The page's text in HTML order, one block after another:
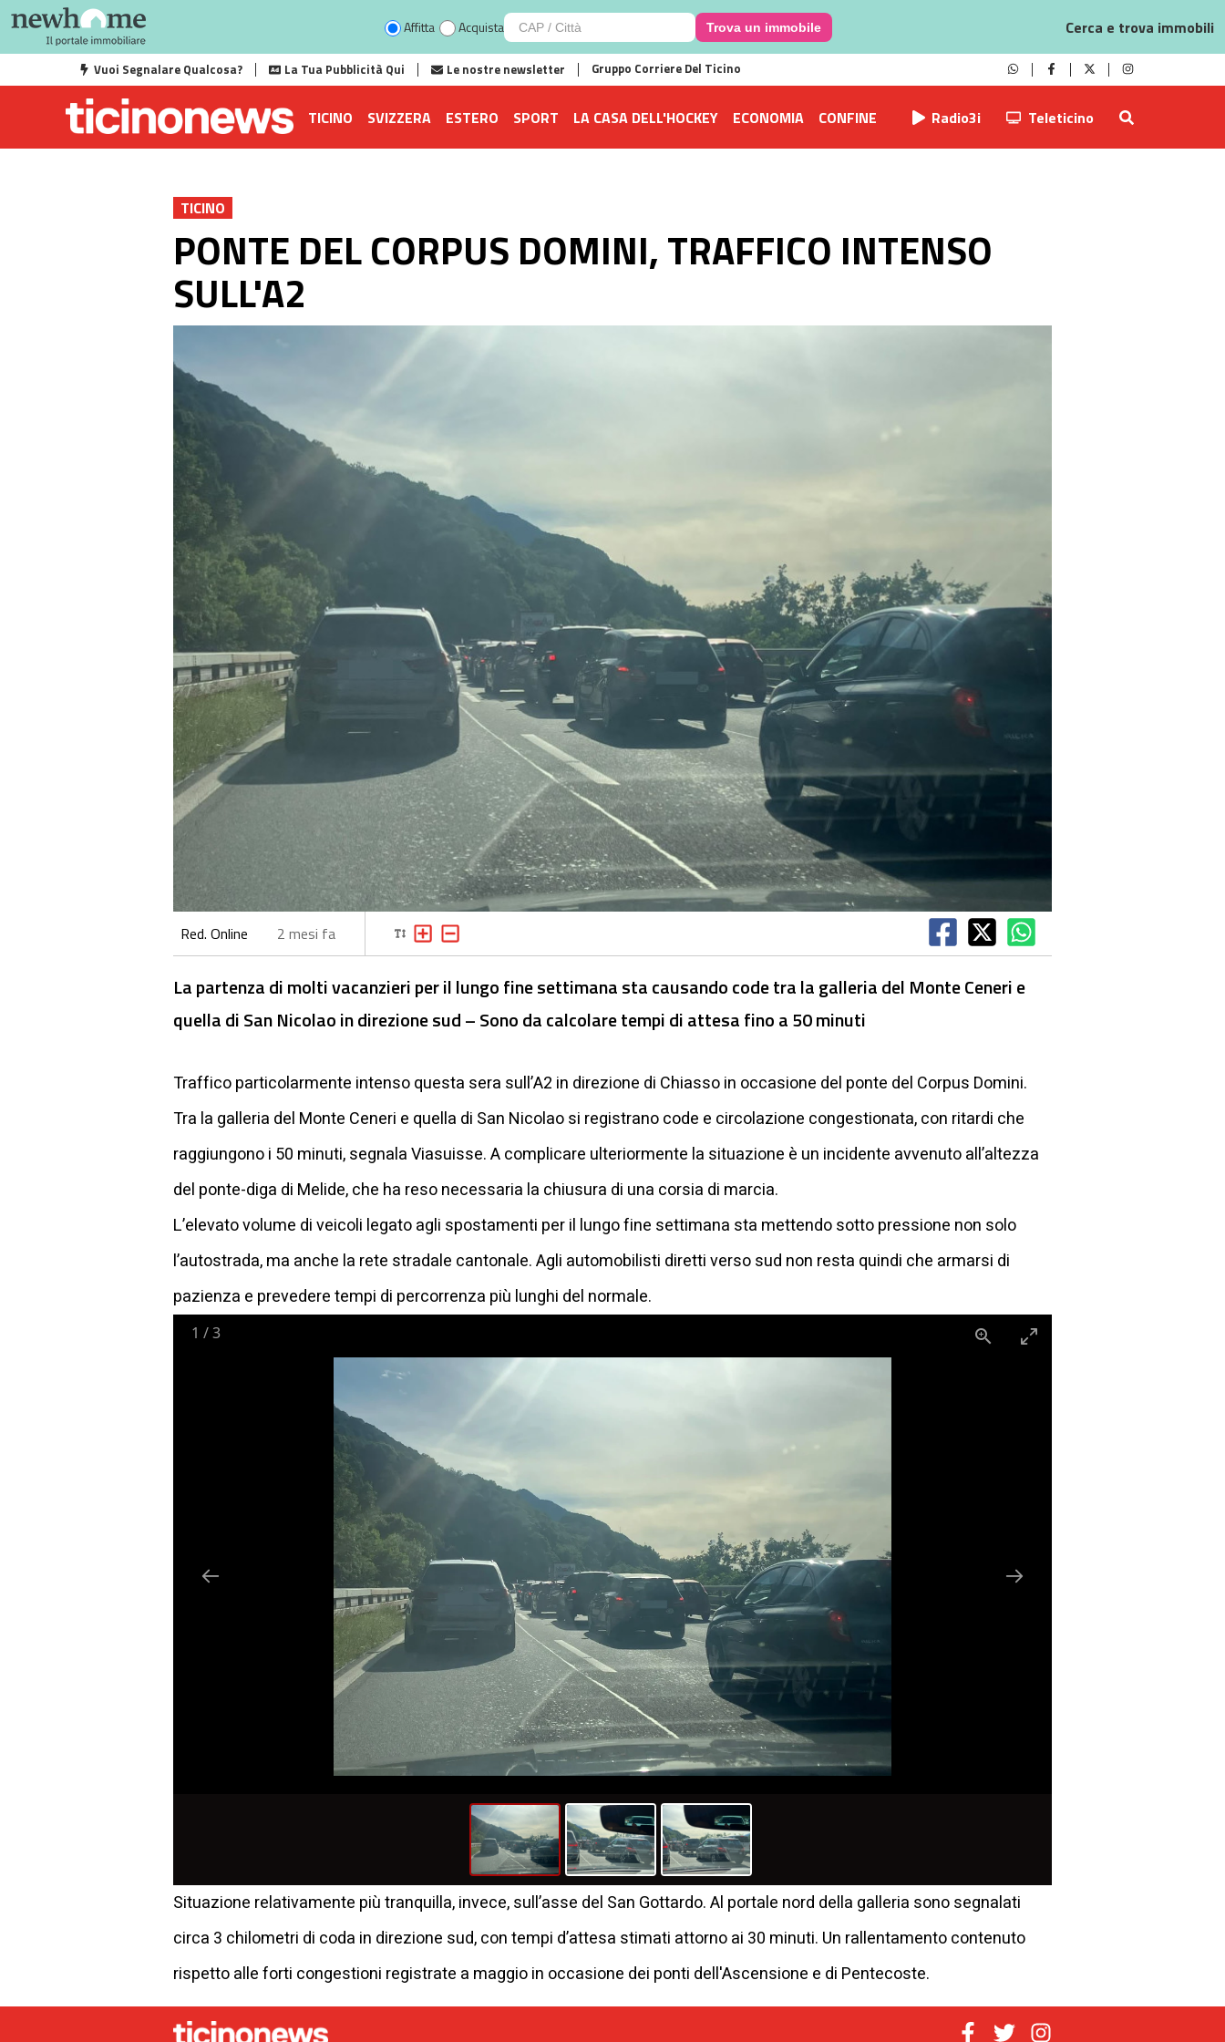
Affitta Acquista Trova un immobile Cerca e trova immobili
Vuoi Segnalare Qualcosa? La Tua Pubblicità Qui Le nostre newsletter Gruppo Corriere Del Ticino
TICINO SVIZZERA ESTERO SPORT LA CASA DELL'HOCKEY ECONOMIA CONFINE Radio3i Teleticino
TICINO
PONTE DEL CORPUS DOMINI, TRAFFICO INTENSO
SULL'A2
Red. Online 2 mesi fa
La partenza di molti vacanzieri per il lungo fine settimana sta causando code tra la galleria del Monte Ceneri e
quella di San Nicolao in direzione sud – Sono da calcolare tempi di attesa fino a 50 minuti
Traffico particolarmente intenso questa sera sull’A2 in direzione di Chiasso in occasione del ponte del Corpus Domini.
Tra la galleria del Monte Ceneri e quella di San Nicolao si registrano code e circolazione congestionata, con ritardi che
raggiungono i 50 minuti, segnala Viasuisse. A complicare ulteriormente la situazione è un incidente avvenuto all’altezza
del ponte-diga di Melide, che ha reso necessaria la chiusura di una corsia di marcia.
L’elevato volume di veicoli legato agli spostamenti per il lungo fine settimana sta mettendo sotto pressione non solo
l’autostrada, ma anche la rete stradale cantonale. Agli automobilisti diretti verso sud non resta quindi che armarsi di
pazienza e prevedere tempi di percorrenza più lunghi del normale.
1 /3
Situazione relativamente più tranquilla, invece, sull’asse del San Gottardo. Al portale nord della galleria sono segnalati
circa 3 chilometri di coda in direzione sud, con tempi d’attesa stimati attorno ai 30 minuti. Un rallentamento contenuto
rispetto alle forti congestioni registrate a maggio in occasione dei ponti dell'Ascensione e di Pentecoste.